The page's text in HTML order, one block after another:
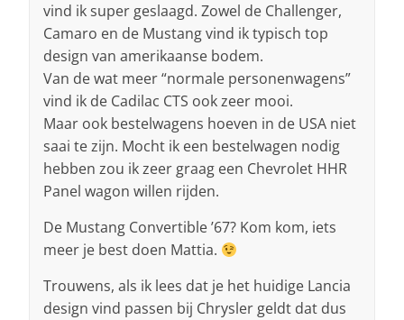
vind ik super geslaagd. Zowel de Challenger,
Camaro en de Mustang vind ik typisch top
design van amerikaanse bodem.
Van de wat meer “normale personenwagens”
vind ik de Cadilac CTS ook zeer mooi.
Maar ook bestelwagens hoeven in de USA niet
saai te zijn. Mocht ik een bestelwagen nodig
hebben zou ik zeer graag een Chevrolet HHR
Panel wagon willen rijden.
De Mustang Convertible ’67? Kom kom, iets
meer je best doen Mattia.
Trouwens, als ik lees dat je het huidige Lancia
design vind passen bij Chrysler geldt dat dus